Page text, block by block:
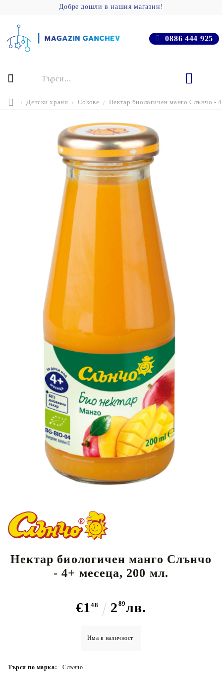
Добре дошли в нашия магазин!
0886 444 925
Детски храни Сокове Нектар биологичен манго Слънчо -
Нектар биологичен манго Слънчо
- 4+ месеца, 200 мл.
€148 2 89лв.
Има в наличност
Търси по марка: Слънчо